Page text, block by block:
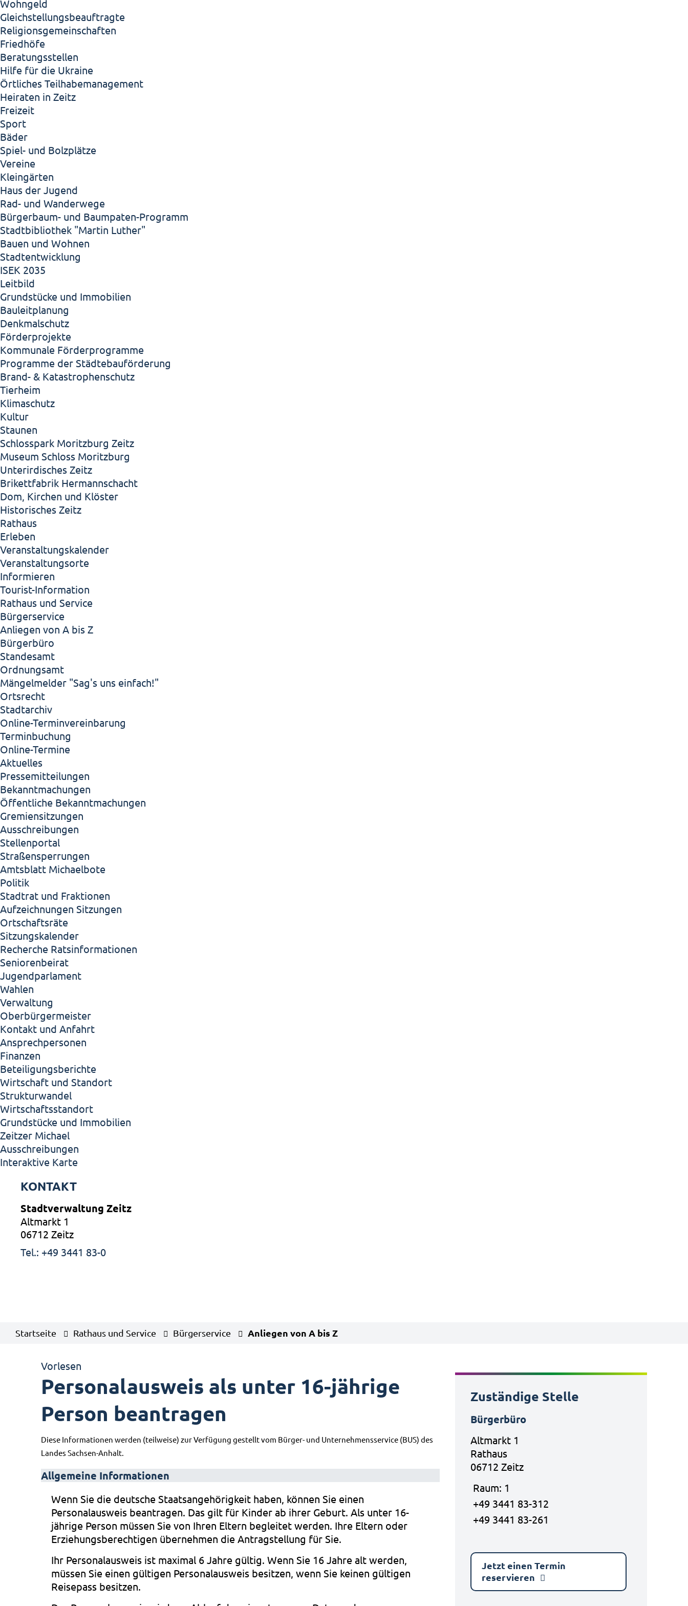
Wohngeld
Gleichstellungsbeauftragte
Religionsgemeinschaften
Friedhöfe
Beratungsstellen
Hilfe für die Ukraine
Örtliches Teilhabemanagement
Heiraten in Zeitz
Freizeit
Sport
Bäder
Spiel- und Bolzplätze
Vereine
Kleingärten
Haus der Jugend
Rad- und Wanderwege
Bürgerbaum- und Baumpaten-Programm
Stadtbibliothek "Martin Luther"
Bauen und Wohnen
Stadtentwicklung
ISEK 2035
Leitbild
Grundstücke und Immobilien
Bauleitplanung
Denkmalschutz
Förderprojekte
Kommunale Förderprogramme
Programme der Städtebauförderung
Brand- & Katastrophenschutz
Tierheim
Klimaschutz
Kultur
Staunen
Schlosspark Moritzburg Zeitz
Museum Schloss Moritzburg
Unterirdisches Zeitz
Brikettfabrik Hermannschacht
Dom, Kirchen und Klöster
Historisches Zeitz
Rathaus
Erleben
Veranstaltungskalender
Veranstaltungsorte
Informieren
Tourist-Information
Rathaus und Service
Bürgerservice
Anliegen von A bis Z
Bürgerbüro
Standesamt
Ordnungsamt
Mängelmelder "Sag's uns einfach!"
Ortsrecht
Stadtarchiv
Online-Terminvereinbarung
Terminbuchung
Online-Termine
Aktuelles
Pressemitteilungen
Bekanntmachungen
Öffentliche Bekanntmachungen
Gremiensitzungen
Ausschreibungen
Stellenportal
Straßensperrungen
Amtsblatt Michaelbote
Politik
Stadtrat und Fraktionen
Aufzeichnungen Sitzungen
Ortschaftsräte
Sitzungskalender
Recherche Ratsinformationen
Seniorenbeirat
Jugendparlament
Wahlen
Verwaltung
Oberbürgermeister
Kontakt und Anfahrt
Ansprechpersonen
Finanzen
Beteiligungsberichte
Wirtschaft und Standort
Strukturwandel
Wirtschaftsstandort
Grundstücke und Immobilien
Zeitzer Michael
Ausschreibungen
Interaktive Karte
KONTAKT
Stadtverwaltung Zeitz
Altmarkt 1
06712 Zeitz
Tel.: +49 3441 83-0
Startseite Rathaus und Service Bürgerservice Anliegen von A bis Z
Vorlesen
Personalausweis als unter 16-jährige
Person beantragen
Diese Informationen werden (teilweise) zur Verfügung gestellt vom Bürger- und Unternehmensservice (BUS) des
Landes Sachsen-Anhalt.
Allgemeine Informationen
Wenn Sie die deutsche Staatsangehörigkeit haben, können Sie einen
Personalausweis beantragen. Das gilt für Kinder ab ihrer Geburt. Als unter 16-
jährige Person müssen Sie von Ihren Eltern begleitet werden. Ihre Eltern oder
Erziehungsberechtigen übernehmen die Antragstellung für Sie.
Ihr Personalausweis ist maximal 6 Jahre gültig. Wenn Sie 16 Jahre alt werden,
müssen Sie einen gültigen Personalausweis besitzen, wenn Sie keinen gültigen
Reisepass besitzen.
Zuständige Stelle
Bürgerbüro
Altmarkt 1
Rathaus
06712 Zeitz
Raum: 1
+49 3441 83-312
+49 3441 83-261
Jetzt einen Termin
reservieren